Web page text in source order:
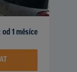
od 1 měsíce